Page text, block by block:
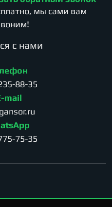
мы сами вам
с нами
88-35
mail
75-35